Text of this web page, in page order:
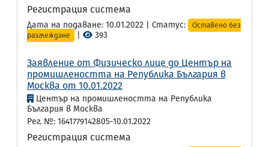
Регистрация система
Дата на подаване: 10.01.2022 | Статус:
Оставено без
разглеждане
393
Заявление от Физическо лице до Център на
промишлеността на Република България в
Москва от 10.01.2022
Център на промишлеността на Република
България в Москва
Рег. №: 1641779142805-10.01.2022
Регистрация система